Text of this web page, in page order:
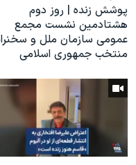
پوشش زنده | روز دوم
هشتادمین نشست مجمع
عمومی سازمان ملل و
منتخب جمهوری اسلامی